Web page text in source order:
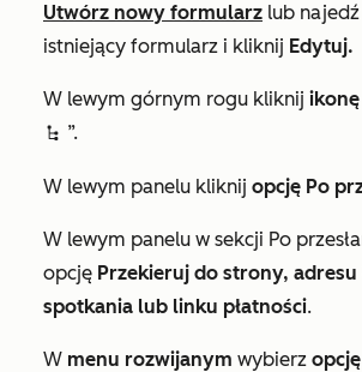
Utwórz nowy formularz lub
istniejący formularz i kliknij Edytuj.
W lewym górnym rogu kliknij
siteTreeIcon ”.
W lewym panelu kliknij opcję Po
W lewym panelu w sekcji Po
opcję Przekieruj do strony, adresu
spotkania lub linku płatności.
W menu rozwijanym wybierz